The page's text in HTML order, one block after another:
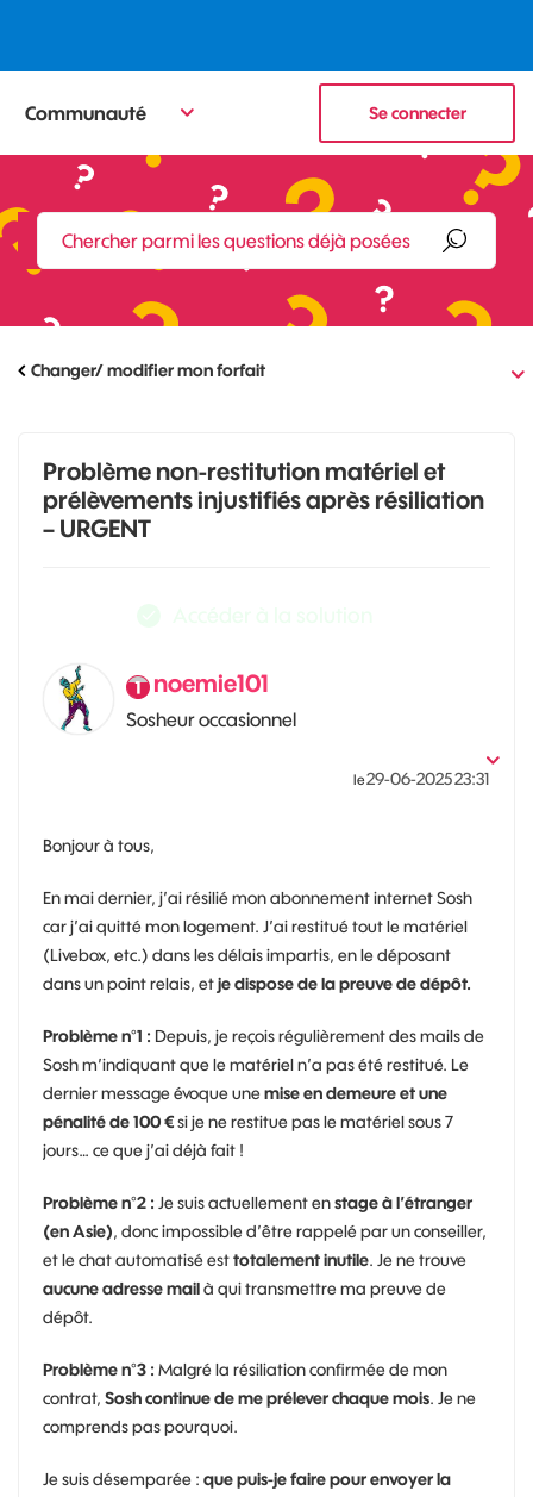
Communauté Se connecter
Changer/ modifier mon forfait
Problème non-restitution matériel et
prélèvements injustifiés après résiliation
– URGENT
noemie101
Sosheur occasionnel
le‎29-06-202523:31
Bonjour à tous,
En mai dernier, j’ai résilié mon abonnement internet Sosh
car j’ai quitté mon logement. J’ai restitué tout le matériel
(Livebox, etc.) dans les délais impartis, en le déposant
dans un point relais, etje dispose de la preuve de dépôt.
Problème n°1 : Depuis, je reçois régulièrement des mails de
Sosh m’indiquant que le matériel n’a pas été restitué. Le
dernier message évoque unemise en demeure et une
pénalité de 100 €si je ne restitue pas le matériel sous 7
jours… ce que j’ai déjà fait !
Problème n°2 : Je suis actuellement enstage à l’étranger
(en Asie), donc impossible d’être rappelé par un conseiller,
et le chat automatisé esttotalement inutile. Je ne trouve
aucune adresse mailà qui transmettre ma preuve de
dépôt.
Problème n°3 : Malgré la résiliation confirmée de mon
contrat, Sosh continue de me prélever chaque mois. Je ne
comprends pas pourquoi.
Je suis désemparée : que puis-je faire pour envoyer la